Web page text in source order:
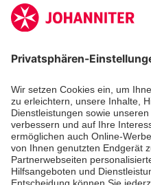
Zertifizierung der
Die Johanniter GmbH
des Deutschen